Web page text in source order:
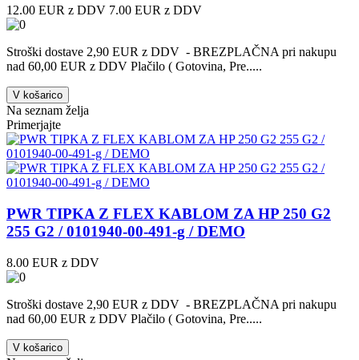
12.00 EUR z DDV 7.00 EUR z DDV
Stroški dostave 2,90 EUR z DDV - BREZPLAČNA pri nakupu
nad 60,00 EUR z DDV Plačilo ( Gotovina, Pre.....
V košarico
Na seznam želja
Primerjajte
PWR TIPKA Z FLEX KABLOM ZA HP 250 G2
255 G2 / 0101940-00-491-g / DEMO
8.00 EUR z DDV
Stroški dostave 2,90 EUR z DDV - BREZPLAČNA pri nakupu
nad 60,00 EUR z DDV Plačilo ( Gotovina, Pre.....
V košarico